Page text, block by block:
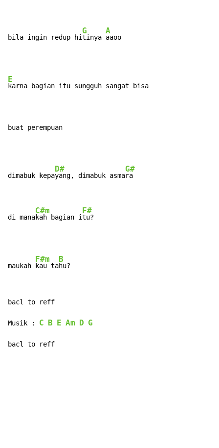
bila ingin redup hi
G
tinya
A
aaoo
E
karna bagian itu sungguh sangat bisa
buat perempuan
dimabuk kepa
D#
yang, dimabuk asma
G#
ra
di mana
C#m
kah bagian i
F#
tu?
maukah
F#m
kau ta
B
bacl to reff
Musik : C B E Am D G
bacl to reff